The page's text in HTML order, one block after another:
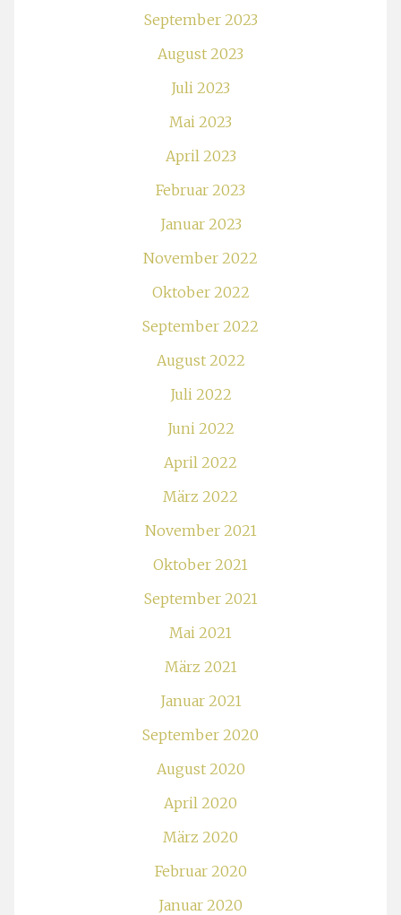
September 2023
August 2023
Juli 2023
Mai 2023
April 2023
Februar 2023
Januar 2023
November 2022
Oktober 2022
September 2022
August 2022
Juli 2022
Juni 2022
April 2022
März 2022
November 2021
Oktober 2021
September 2021
Mai 2021
März 2021
Januar 2021
September 2020
August 2020
April 2020
März 2020
Februar 2020
Januar 2020